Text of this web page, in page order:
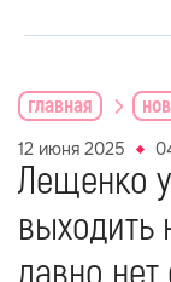
главная
12 июня 2025
Лещенко
выходить